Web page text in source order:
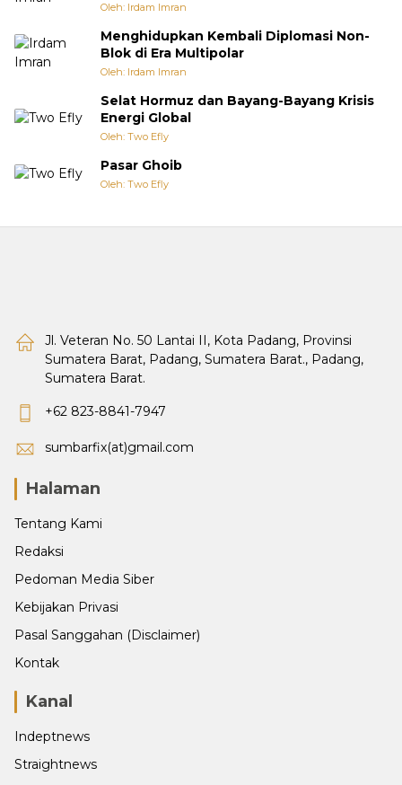
Oleh: Irdam Imran
Menghidupkan Kembali Diplomasi Non-
Blok di Era Multipolar
Oleh: Irdam Imran
Selat Hormuz dan Bayang-Bayang Krisis
Energi Global
Oleh: Two Efly
Pasar Ghoib
Oleh: Two Efly
Jl. Veteran No. 50 Lantai II, Kota Padang, Provinsi
Sumatera Barat, Padang, Sumatera Barat., Padang,
Sumatera Barat.
+62 823-8841-7947
sumbarfix(at)gmail.com
Halaman
Tentang Kami
Redaksi
Pedoman Media Siber
Kebijakan Privasi
Pasal Sanggahan (Disclaimer)
Kontak
Kanal
Indeptnews
Straightnews